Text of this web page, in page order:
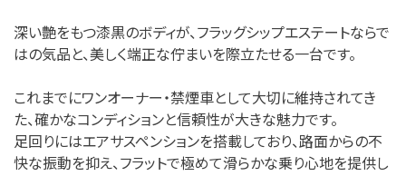
深い艶をもつ漆黒のボディが、フラッグシップエステートならで
はの気品と、美しく端正な佇まいを際立たせる一台です。
これまでにワンオーナー・禁煙車として大切に維持されてき
た、確かなコンディションと信頼性が大きな魅力です。
足回りにはエアサスペンションを搭載しており、路面からの不
快な振動を抑え、フラットで極めて滑らかな乗り心地を提供し